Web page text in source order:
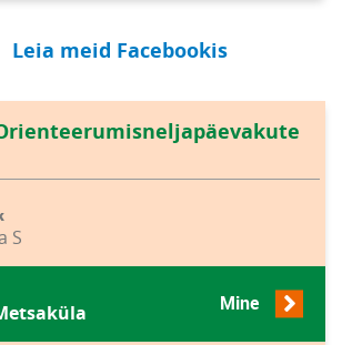
Leia meid Facebookis
S
Mine